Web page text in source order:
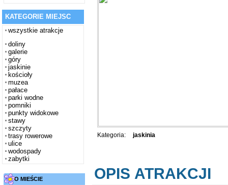
KATEGORIE MIEJSC
wszystkie atrakcje
doliny
galerie
góry
jaskinie
kościoły
muzea
pałace
parki wodne
pomniki
punkty widokowe
stawy
szczyty
trasy rowerowe
ulice
wodospady
zabytki
O MIEŚCIE
Kategoria: jaskinia
OPIS ATRAKCJI